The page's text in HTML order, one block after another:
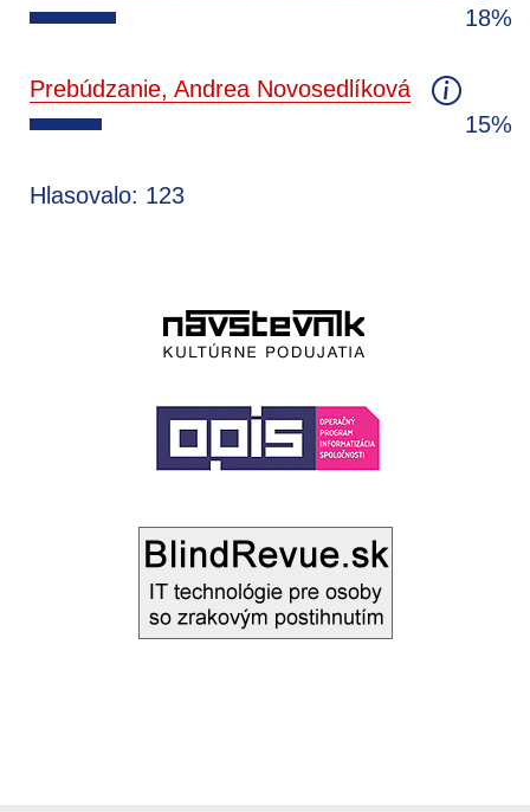
18%
Prebúdzanie, Andrea Novosedlíková
15%
Hlasovalo: 123